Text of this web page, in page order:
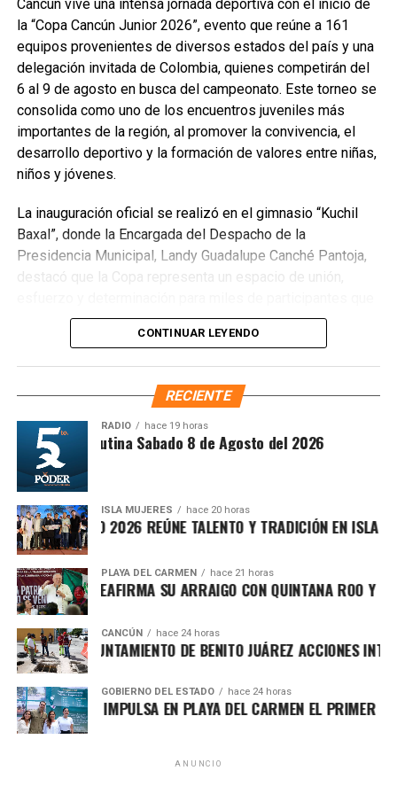
Únete al canal oficial de WhatsApp de
Quinto Poder
y recibe las noticias más
importantes de Quintana Roo directamente
en tu teléfono.
Unirme al canal de WhatsApp
Cancún vive una intensa jornada deportiva con el inicio de
la “Copa Cancún Junior 2026”, evento que reúne a 161
equipos provenientes de diversos estados del país y una
delegación invitada de Colombia, quienes competirán del
6 al 9 de agosto en busca del campeonato. Este torneo se
consolida como uno de los encuentros juveniles más
importantes de la región, al promover la convivencia, el
desarrollo deportivo y la formación de valores entre niñas,
niños y jóvenes.
La inauguración oficial se realizó en el gimnasio “Kuchil
Baxal”, donde la Encargada del Despacho de la
Presidencia Municipal, Landy Guadalupe Canché Pantoja,
destacó que la Copa representa un espacio de unión,
encuentran en el deporte una oportunidad de crecimiento
personal. Subrayó que la administración municipal impulsa
acciones que fortalecen el bienestar y las oportunidades
para la juventud, reconociendo el papel fundamental de
madres, padres, entrenadores y organizadores en la
formación de mejores ciudadanos.
El director general del Instituto de la Cultura Física y
Deporte, Alejandro Luna López, agradeció la confianza de
las familias y resaltó que el voleibol es una disciplina que
cancha. Invitó a las y los jugadores a competir con entrega,
defender sus colores y disfrutar cada punto como parte
CONTINUAR LEYENDO
RECIENTE
RADIO hace 19 horas
Síntesis Matutina Sabado 8 de Agosto del 2026
ISLA MUJERES hace 20 horas
ISLEÑO 2026 REÚNE TALENTO Y TRADICIÓN EN ISLA
PLAYA DEL CARMEN hace 21 horas
MARÍN REAFIRMA SU ARRAIGO CON QUINTANA ROO Y
CANCÚN hace 24 horas
AYUNTAMIENTO DE BENITO JUÁREZ ACCIONES
GOBIERNO DEL ESTADO hace 24 horas
LEZAMA IMPULSA EN PLAYA DEL CARMEN EL PRIMER
ANUNCIO